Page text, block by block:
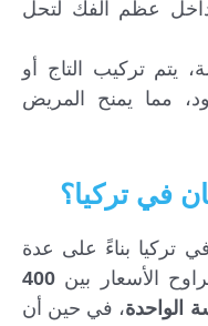
داخل عظم الفك لتحل
يتم تركيب التاج أو
مما يمنح المريض
في تركيا؟
تركيا بناءً على عدة
الأسعار بين 400
، في حين أن